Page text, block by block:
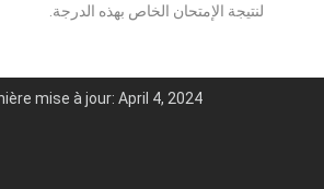
لنتيجة الإمتحان الخاص بهذه الدرجة.
mise à jour: April 4, 2024